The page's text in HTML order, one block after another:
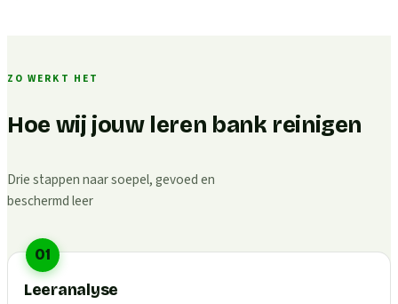
ZO WERKT HET
Hoe wij jouw leren bank reinigen
Drie stappen naar soepel, gevoed en
beschermd leer
01
Leeranalyse